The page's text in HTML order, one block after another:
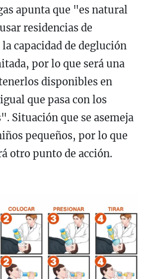
apunta que "es natural
residencias de
capacidad de deglución
por lo que será una
disponibles en
que pasa con los
Situación que se asemeja
pequeños, por lo que
otro punto de acción.